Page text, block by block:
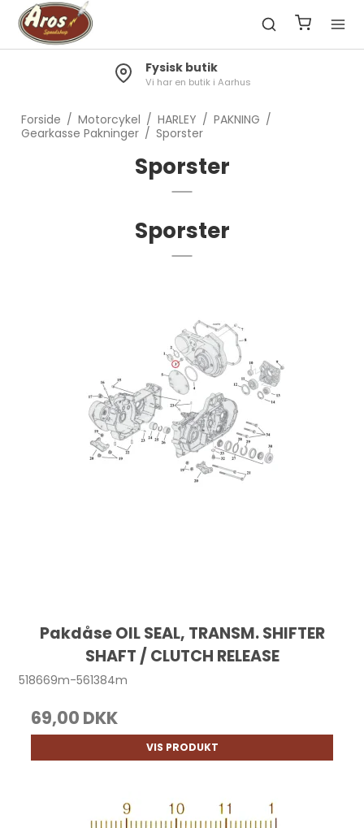
Fysisk butik
Vi har en butik i Aarhus
Forside / Motorcykel / HARLEY / PAKNING /
Gearkasse Pakninger / Sporster
Sporster
Sporster
Pakdåse OIL SEAL, TRANSM. SHIFTER
SHAFT / CLUTCH RELEASE
518669m-561384m
69,00 DKK
VIS PRODUKT